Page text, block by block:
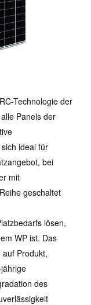
Technologie der
Panels der
ideal für
bei
mit
geschaltet
lösen,
WP ist. Das
Produkt,
des